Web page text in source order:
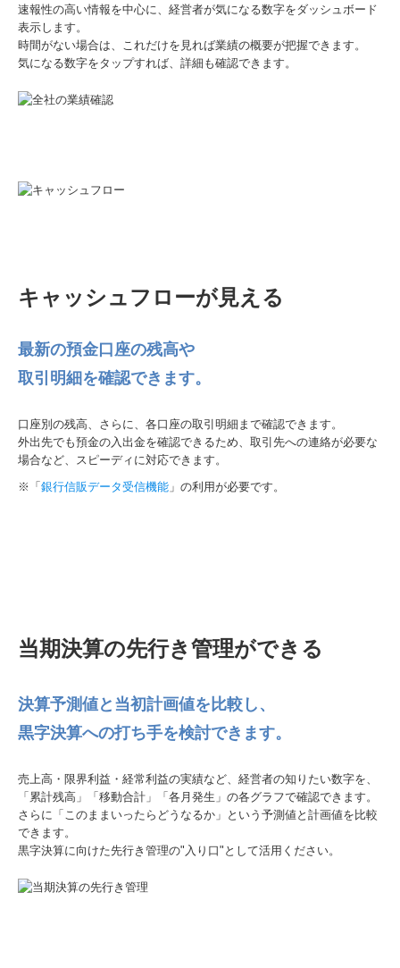
速報性の高い情報を中心に、経営者が気になる数字をダッシュボード
表示します。
時間がない場合は、これだけを見れば業績の概要が把握できます。
気になる数字をタップすれば、詳細も確認できます。
キャッシュフローが見える
最新の預金口座の残高や
取引明細を確認できます。
口座別の残高、さらに、各口座の取引明細まで確認できます。
外出先でも預金の入出金を確認できるため、取引先への連絡が必要な
場合など、スピーディに対応できます。
※「 銀行信販データ受信機能 」の利用が必要です。
当期決算の先行き管理ができる
決算予測値と当初計画値を比較し、
黒字決算への打ち手を検討できます。
売上高・限界利益・経常利益の実績など、経営者の知りたい数字を、
「累計残高」「移動合計」「各月発生」の各グラフで確認できます。
さらに「このままいったらどうなるか」という予測値と計画値を比較
できます。
黒字決算に向けた先行き管理の"入り口"として活用ください。